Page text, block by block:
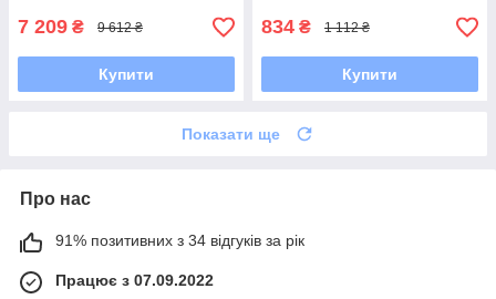
7 209 ₴ 9 612 ₴
Купити
834 ₴ 1 112 ₴
Купити
Показати ще
Про нас
91% позитивних з 34 відгуків за рік
Працює з 07.09.2022